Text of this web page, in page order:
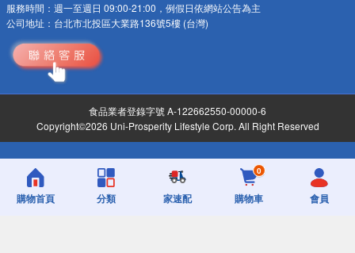
服務時間： 週一至週日 09:00-21:00，例假日依網站公告為主
公司地址： 台北市北投區大業路136號5樓 (台灣)
食品業者登錄字號 A-122662550-00000-6
Copyright©2026 Uni-Prosperity Lifestyle Corp. All Right Reserved
購物首頁 分類 家速配
0
購物車 會員